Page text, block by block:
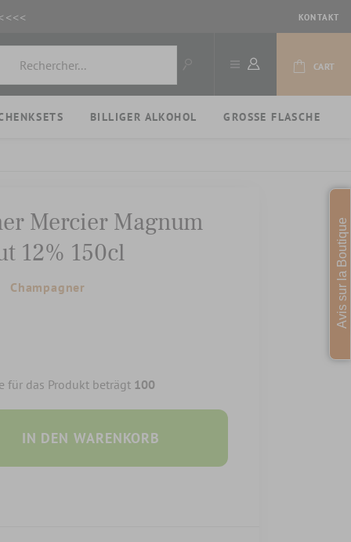
KONTAKT
CART
BILLIGER ALKOHOL GROSSE FLASCHE
Mercier Magnum
12% 150cl
Champagner
für das Produkt beträgt 100
IN DEN WARENKORB
Avis sur la Boutique